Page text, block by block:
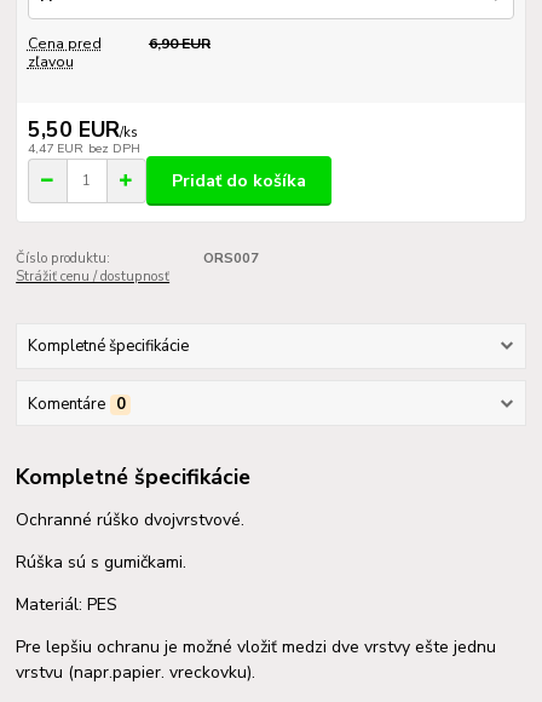
Cena pred
zľavou
6,90 EUR
5,50 EUR/ks
4,47 EUR bez DPH
Pridať do košíka
Číslo produktu:
ORS007
Strážiť cenu / dostupnosť
Kompletné špecifikácie
Komentáre 0
Kompletné špecifikácie
Ochranné rúško dvojvrstvové.
Rúška sú s gumičkami.
Materiál: PES
Pre lepšiu ochranu je možné vložiť medzi dve vrstvy ešte jednu
vrstvu (napr.papier. vreckovku).